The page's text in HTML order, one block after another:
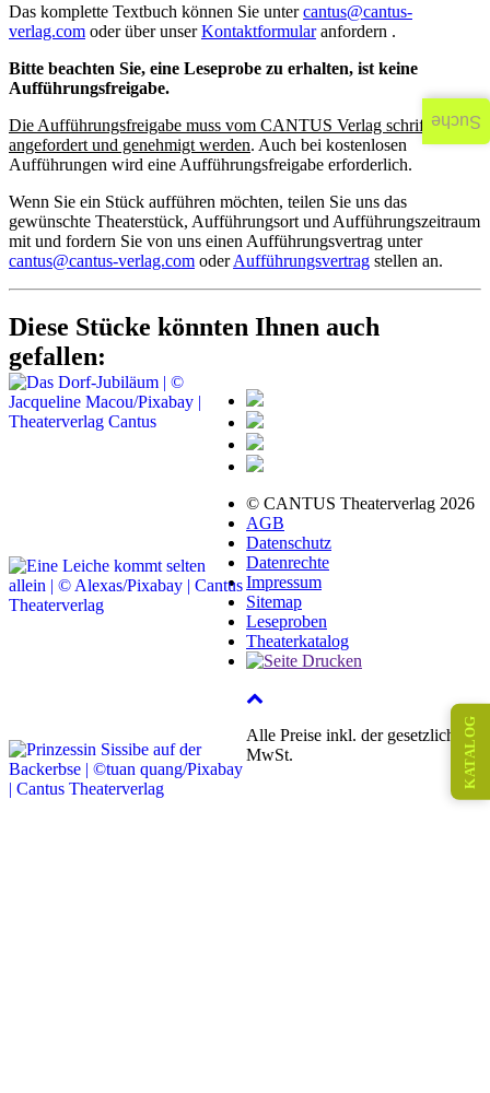
Das komplette Textbuch können Sie untercantus@cantus-
verlag.com oder über unserKontaktformularanfordern .
Bitte beachten Sie, eine Leseprobe zu erhalten, ist keine
Aufführungsfreigabe.
Die Aufführungsfreigabe muss vom CANTUS Verlag schriftlich
angefordert und genehmigt werden. Auch bei kostenlosen
Aufführungen wird eine Aufführungsfreigabe erforderlich.
Wenn Sie ein Stück aufführen möchten, teilen Sie uns das
gewünschte Theaterstück, Aufführungsort und Aufführungszeitraum
mit und fordern Sie von uns einen Aufführungsvertrag unter
cantus@cantus-verlag.com oderAufführungsvertrag stellen an.
Diese Stücke könnten Ihnen auch
gefallen:
© CANTUS Theaterverlag 2026
AGB
Datenschutz
Datenrechte
Impressum
Sitemap
Leseproben
Theaterkatalog
Alle Preise inkl. der gesetzlichen
MwSt.
KATALOG
Suche